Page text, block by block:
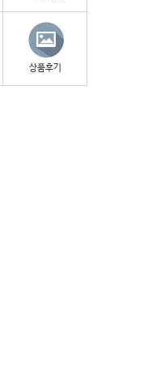
상품후기